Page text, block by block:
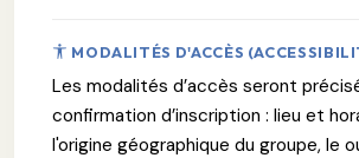
MODALITÉS D'ACCÈS
Les modalités d’accès seront
confirmation d’inscription : lieu et
l'origine géographique du groupe, le